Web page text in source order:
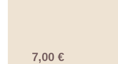
7,00 €